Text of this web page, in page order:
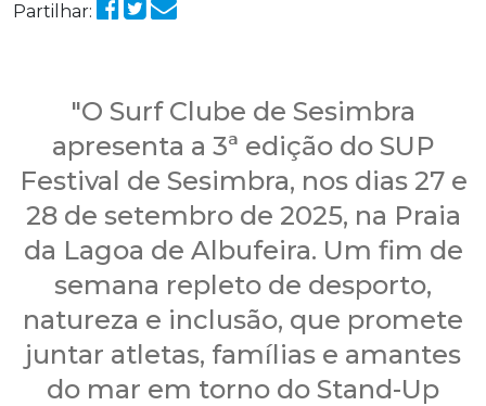
Partilhar:
"O Surf Clube de Sesimbra
apresenta a 3ª edição do SUP
Festival de Sesimbra, nos dias 27 e
28 de setembro de 2025, na Praia
da Lagoa de Albufeira. Um fim de
semana repleto de desporto,
natureza e inclusão, que promete
juntar atletas, famílias e amantes
do mar em torno do Stand-Up